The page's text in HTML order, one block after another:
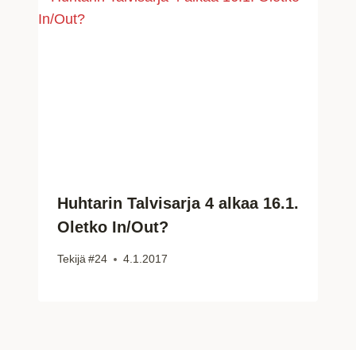
Huhtarin Talvisarja 4 alkaa 16.1.
Oletko In/Out?
Tekijä #24 4.1.2017